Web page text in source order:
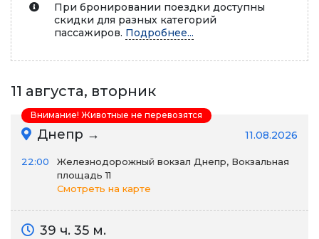
При бронировании поездки доступны
скидки для разных категорий
пассажиров. Подробнее...
11 августа, вторник
Днепр → 11.08.2026
22:00
Железнодорожный вокзал Днепр, Вокзальная
площадь 11
Смотреть на карте
39 ч. 35 м.
Внимание! Животные не перевозятся